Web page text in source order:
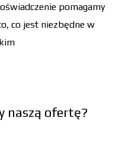
pomagamy
co jest niezbędne w
naszą ofertę?